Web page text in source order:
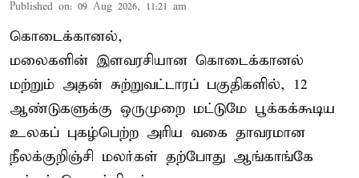
Published on: 09 Aug 2026, 11:21 am
கொடைக்கானல்,
மலைகளின் இளவரசியான கொடைக்கானல்
மற்றும் அதன் சுற்றுவட்டாரப் பகுதிகளில், 12
ஆண்டுகளுக்கு ஒருமுறை மட்டுமே பூக்கக்கூடிய
உலகப் புகழ்பெற்ற அரிய வகை தாவரமான
நீலக்குறிஞ்சி மலர்கள் தற்போது ஆங்காங்கே